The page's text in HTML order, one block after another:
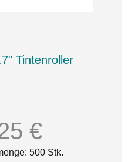
Tintenroller
€
500 Stk.